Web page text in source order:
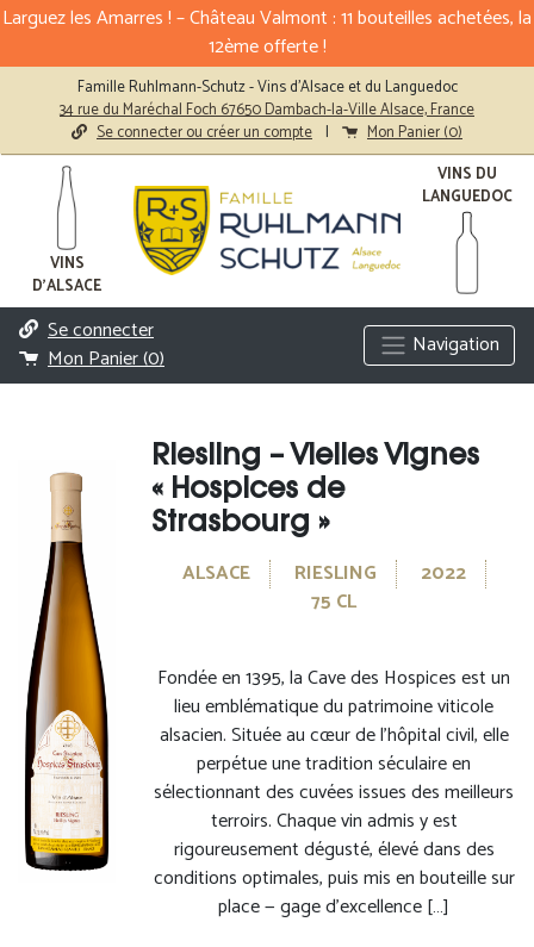
Larguez les Amarres ! – Château Valmont : 11 bouteilles achetées, la
12ème offerte !
Famille Ruhlmann-Schutz - Vins d'Alsace et du Languedoc
34 rue du Maréchal Foch 67650 Dambach-la-Ville Alsace, France
Se connecter ou créer un compte | Mon Panier (0)
VINS
D'ALSACE
VINS DU
LANGUEDOC
Se connecter
Mon Panier (0) Navigation
Riesling – Vielles Vignes
« Hospices de
Strasbourg »
ALSACE RIESLING
2022
75 CL
Fondée en 1395, la Cave des Hospices est un
lieu emblématique du patrimoine viticole
alsacien. Située au cœur de l’hôpital civil, elle
perpétue une tradition séculaire en
sélectionnant des cuvées issues des meilleurs
terroirs. Chaque vin admis y est
rigoureusement dégusté, élevé dans des
conditions optimales, puis mis en bouteille sur
place — gage d’excellence […]